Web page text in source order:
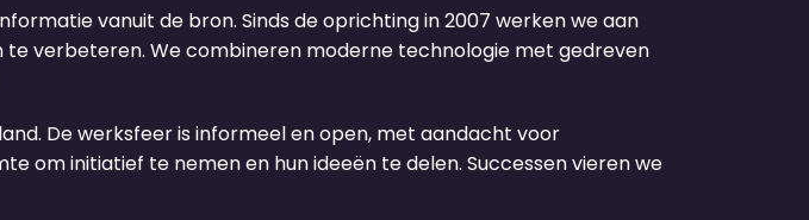
vanuit de bron. Sinds de oprichting in 2007 werken we aan
verbeteren. We combineren moderne technologie met gedreven
De werksfeer is informeel en open, met aandacht voor
om initiatief te nemen en hun ideeën te delen. Successen vieren we